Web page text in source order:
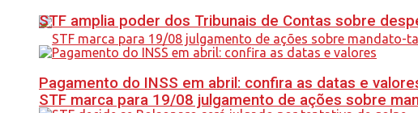
STF marca para 19/08 julgamento de ações sobre
STF amplia poder dos Tribunais de Contas sobre
Pagamento do INSS em abril: confira as datas e